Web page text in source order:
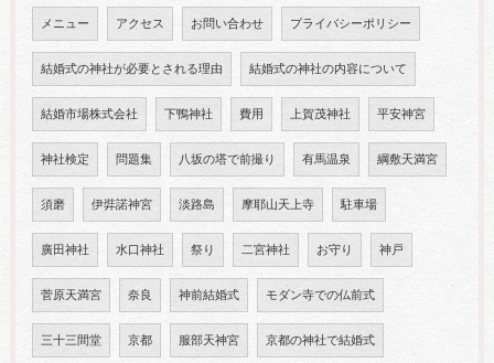
メニュー アクセス お問い合わせ プライバシーポリシー
結婚式の神社が必要とされる理由 結婚式の神社の内容について
結婚市場株式会社 下鴨神社 費用 上賀茂神社 平安神宮
神社検定 問題集 八坂の塔で前撮り 有馬温泉 綱敷天満宮
須磨 伊弉諾神宮 淡路島 摩耶山天上寺 駐車場
廣田神社 水口神社 祭り 二宮神社 お守り 神戸
菅原天満宮 奈良 神前結婚式 モダン寺での仏前式
三十三間堂 京都 服部天神宮 京都の神社で結婚式